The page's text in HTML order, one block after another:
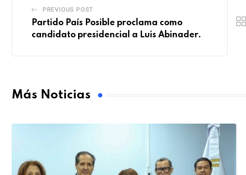
PREVIOUS POST
Partido País Posible proclama como
candidato presidencial a Luis Abinader.
Más Noticias